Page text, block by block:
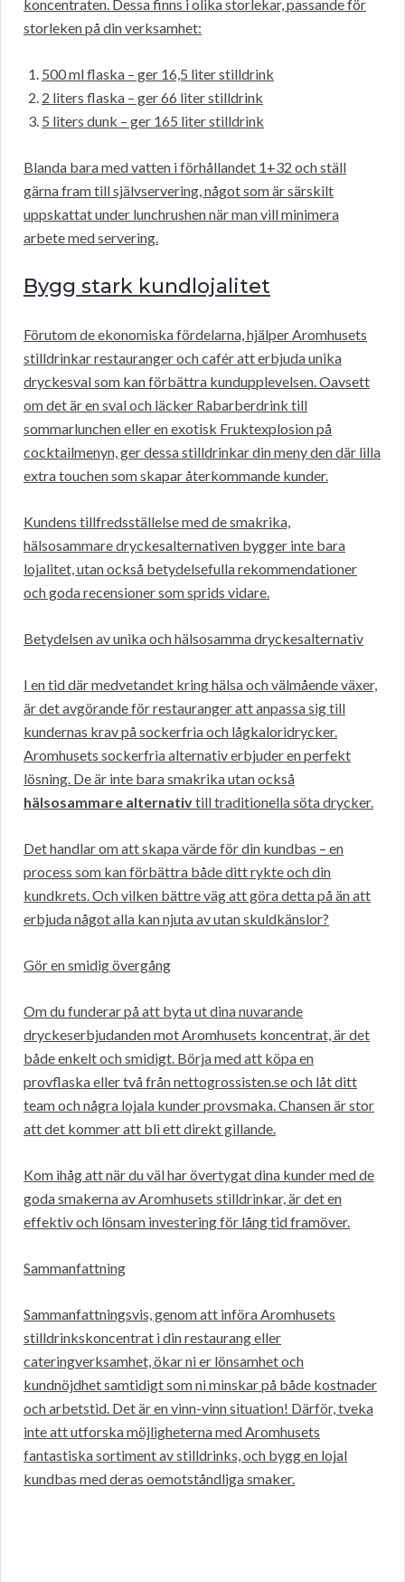
koncentraten. Dessa finns i olika storlekar, passande för
storleken på din verksamhet:
500 ml flaska – ger 16,5 liter stilldrink
2 liters flaska – ger 66 liter stilldrink
5 liters dunk – ger 165 liter stilldrink
Blanda bara med vatten i förhållandet 1+32 och ställ
gärna fram till självservering, något som är särskilt
uppskattat under lunchrushen när man vill minimera
arbete med servering.
Bygg stark kundlojalitet
Förutom de ekonomiska fördelarna, hjälper Aromhusets
stilldrinkar restauranger och cafér att erbjuda unika
dryckesval som kan förbättra kundupplevelsen. Oavsett
om det är en sval och läcker Rabarberdrink till
sommarlunchen eller en exotisk Fruktexplosion på
cocktailmenyn, ger dessa stilldrinkar din meny den där lilla
extra touchen som skapar återkommande kunder.
Kundens tillfredsställelse med de smakrika,
hälsosammare dryckesalternativen bygger inte bara
lojalitet, utan också betydelsefulla rekommendationer
och goda recensioner som sprids vidare.
Betydelsen av unika och hälsosamma dryckesalternativ
I en tid där medvetandet kring hälsa och välmående växer,
är det avgörande för restauranger att anpassa sig till
kundernas krav på sockerfria och lågkaloridrycker.
Aromhusets sockerfria alternativ erbjuder en perfekt
lösning. De är inte bara smakrika utan också
hälsosammare alternativtill traditionella söta drycker.
Det handlar om att skapa värde för din kundbas – en
process som kan förbättra både ditt rykte och din
kundkrets. Och vilken bättre väg att göra detta på än att
erbjuda något alla kan njuta av utan skuldkänslor?
Gör en smidig övergång
Om du funderar på att byta ut dina nuvarande
dryckeserbjudanden mot Aromhusets koncentrat, är det
både enkelt och smidigt. Börja med att köpa en
provflaska eller två från nettogrossisten.se och låt ditt
team och några lojala kunder provsmaka. Chansen är stor
att det kommer att bli ett direkt gillande.
Kom ihåg att när du väl har övertygat dina kunder med de
goda smakerna av Aromhusets stilldrinkar, är det en
effektiv och lönsam investering för lång tid framöver.
Sammanfattning
Sammanfattningsvis, genom att införa Aromhusets
stilldrinkskoncentrat i din restaurang eller
cateringverksamhet, ökar ni er lönsamhet och
kundnöjdhet samtidigt som ni minskar på både kostnader
och arbetstid. Det är en vinn-vinn situation! Därför, tveka
inte att utforska möjligheterna med Aromhusets
fantastiska sortiment av stilldrinks, och bygg en lojal
kundbas med deras oemotståndliga smaker.